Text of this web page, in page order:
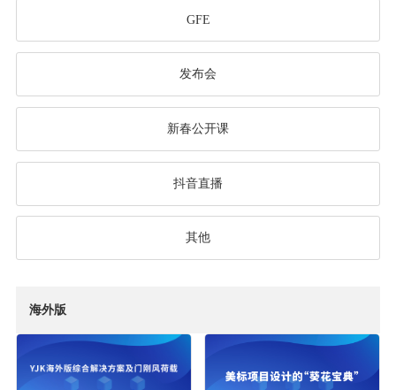
GFE
发布会
新春公开课
抖音直播
其他
海外版